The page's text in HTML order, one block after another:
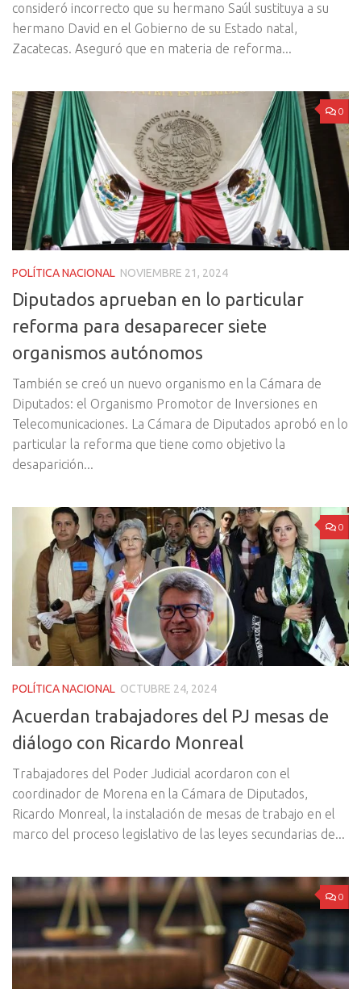
consideró incorrecto que su hermano Saúl sustituya a su
hermano David en el Gobierno de su Estado natal,
Zacatecas. Aseguró que en materia de reforma...
0
POLÍTICA NACIONAL NOVIEMBRE 21, 2024
Diputados aprueban en lo particular
reforma para desaparecer siete
organismos autónomos
También se creó un nuevo organismo en la Cámara de
Diputados: el Organismo Promotor de Inversiones en
Telecomunicaciones. La Cámara de Diputados aprobó en lo
particular la reforma que tiene como objetivo la
desaparición...
0
POLÍTICA NACIONAL OCTUBRE 24, 2024
Acuerdan trabajadores del PJ mesas de
diálogo con Ricardo Monreal
Trabajadores del Poder Judicial acordaron con el
coordinador de Morena en la Cámara de Diputados,
Ricardo Monreal, la instalación de mesas de trabajo en el
marco del proceso legislativo de las leyes secundarias de...
0